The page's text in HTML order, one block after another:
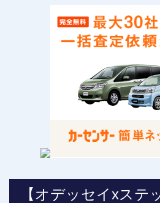
【オデッセイxステ